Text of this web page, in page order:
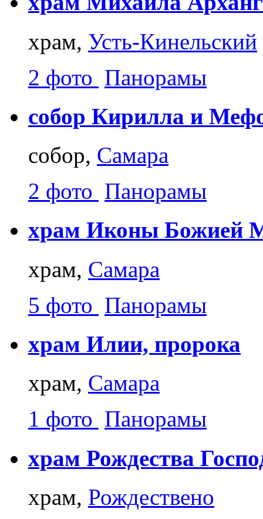
храм, Усть-Кинельский
2 фото Панорамы
собор Кирилла и
собор, Самара
2 фото Панорамы
храм Иконы Божией
храм, Самара
5 фото Панорамы
храм Илии, пророка
храм, Самара
1 фото Панорамы
храм Рождества
храм, Рождествено